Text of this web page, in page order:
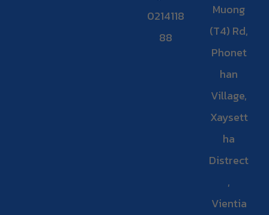
0214118
88
Muong
(T4) Rd,
Phonet
han
Village,
Xaysett
ha
Distrect
,
Vientia